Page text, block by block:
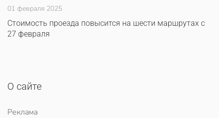
01 февраля 2025
Стоимость проезда повысится на шести маршрутах с
27 февраля
О сайте
Реклама